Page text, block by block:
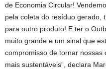
de Economia Circular!
pela coleta do resíduo gerado,
para outro produto! E ter o
muito grande e um sinal que
compromisso de tornar nossas
mais sustentáveis”, declara